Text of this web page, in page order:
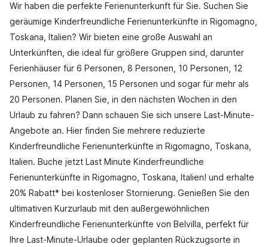
Wir haben die perfekte Ferienunterkunft für Sie. Suchen Sie
geräumige Kinderfreundliche Ferienunterkünfte in Rigomagno,
Toskana, Italien? Wir bieten eine große Auswahl an
Unterkünften, die ideal für größere Gruppen sind, darunter
Ferienhäuser für 6 Personen, 8 Personen, 10 Personen, 12
Personen, 14 Personen, 15 Personen und sogar für mehr als
20 Personen. Planen Sie, in den nächsten Wochen in den
Urlaub zu fahren? Dann schauen Sie sich unsere Last-Minute-
Angebote an. Hier finden Sie mehrere reduzierte
Kinderfreundliche Ferienunterkünfte in Rigomagno, Toskana,
Italien. Buche jetzt Last Minute Kinderfreundliche
Ferienunterkünfte in Rigomagno, Toskana, Italien! und erhalte
20% Rabatt* bei kostenloser Stornierung. Genießen Sie den
ultimativen Kurzurlaub mit den außergewöhnlichen
Kinderfreundliche Ferienunterkünfte von Belvilla, perfekt für
Ihre Last-Minute-Urlaube oder geplanten Rückzugsorte in